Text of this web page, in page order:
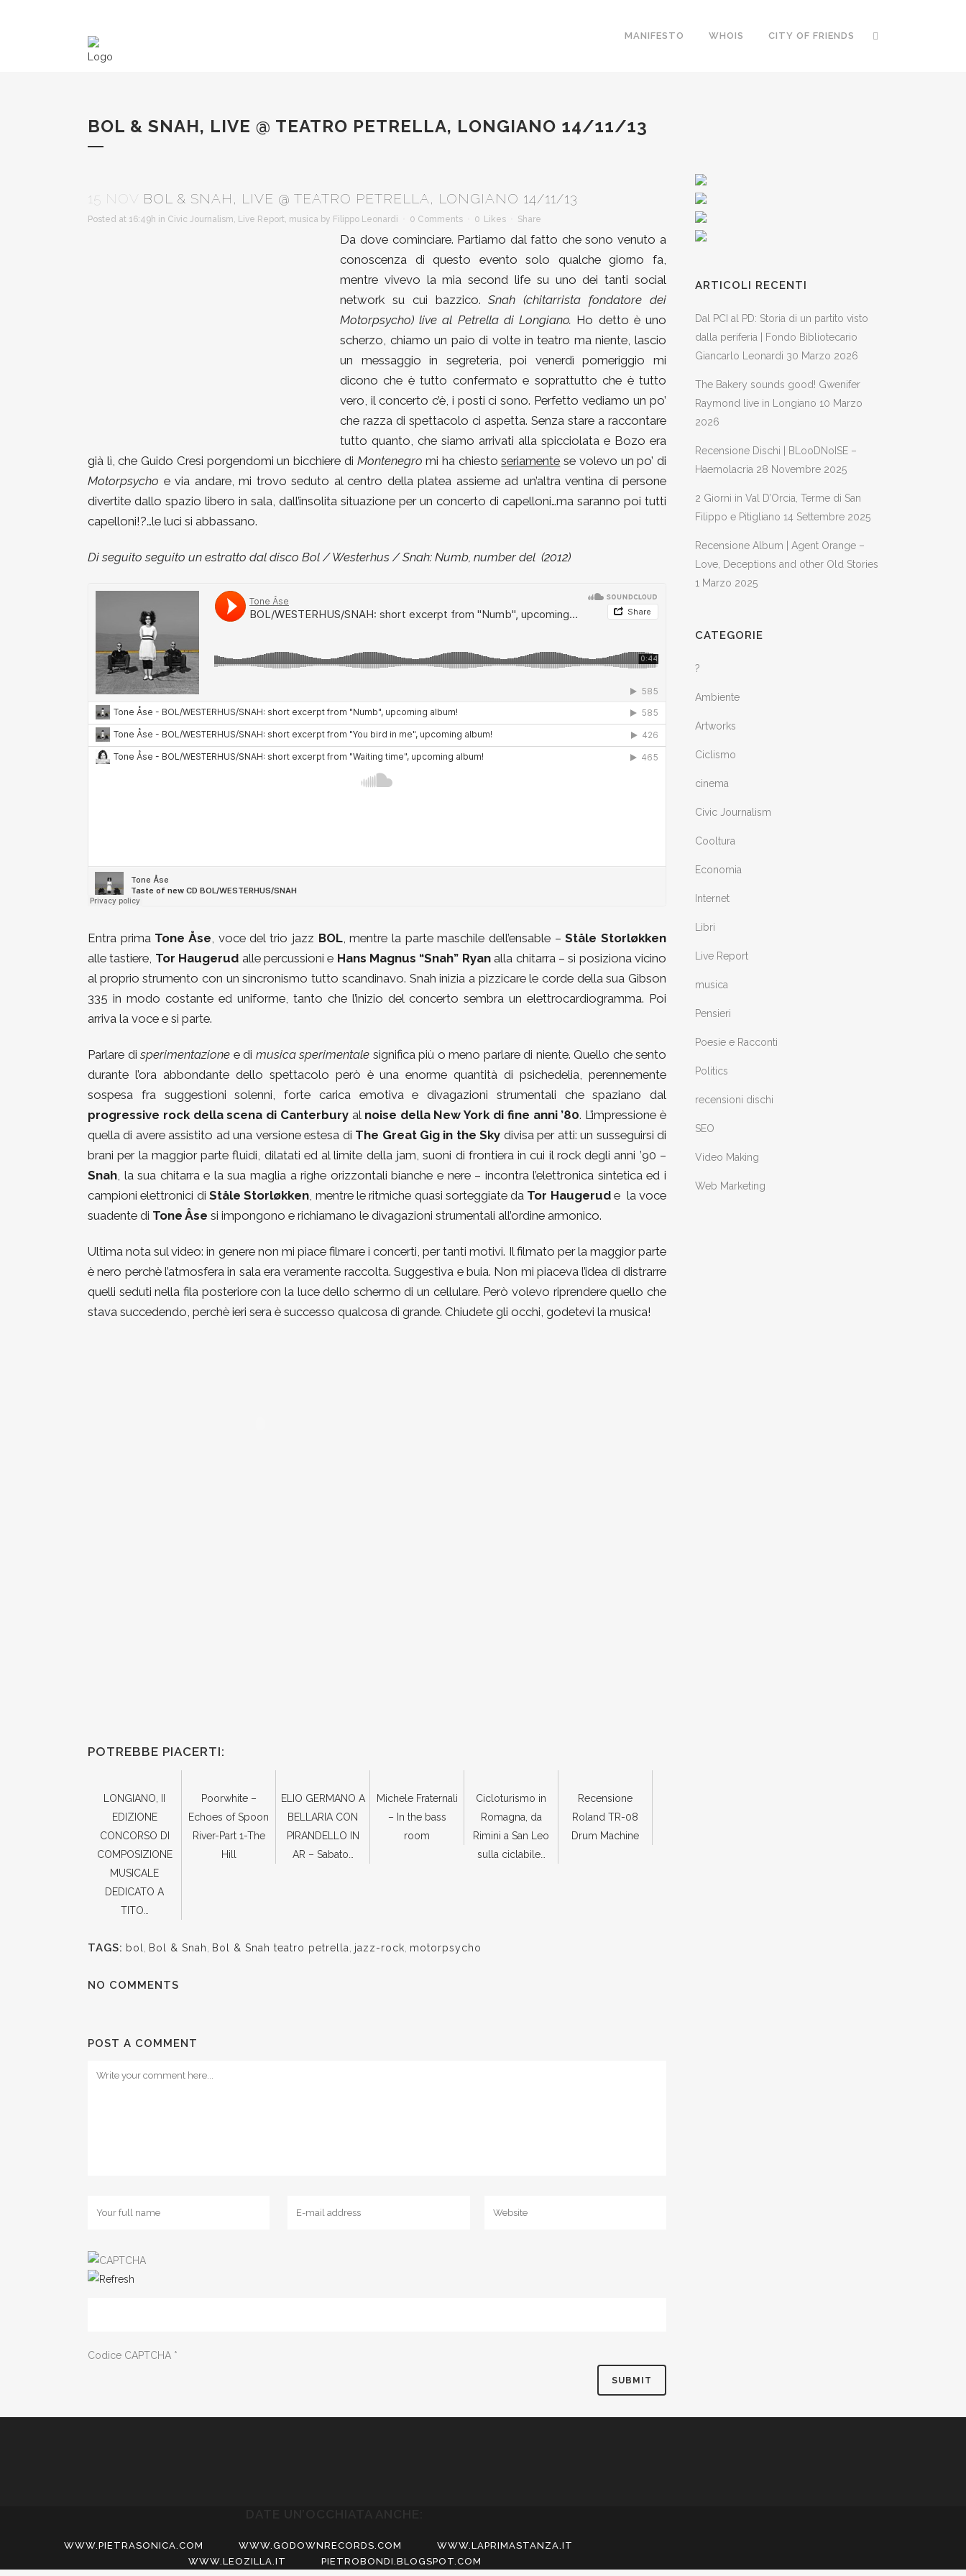
MANIFESTO WHOIS CITY OF FRIENDS
BOL & SNAH, LIVE @ TEATRO PETRELLA, LONGIANO 14/11/13
15 NOV BOL & SNAH, LIVE @ TEATRO PETRELLA, LONGIANO 14/11/13
Posted at 16:49h in Civic Journalism, Live Report, musica by Filippo Leonardi 0 Comments 0 Likes Share
Da dove cominciare. Partiamo dal fatto che sono venuto a
conoscenza di questo evento solo qualche giorno fa,
mentre vivevo la mia second life su uno dei tanti social
network su cui bazzico.Snah (chitarrista fondatore dei
Motorpsycho) live al Petrella di Longiano. Ho detto è uno
scherzo, chiamo un paio di volte in teatro ma niente, lascio
un messaggio in segreteria, poi venerdì pomeriggio mi
dicono che è tutto confermato e soprattutto che è tutto
vero, il concerto c’è, i posti ci sono. Perfetto vediamo un po’
che razza di spettacolo ci aspetta. Senza stare a raccontare
tutto quanto, che siamo arrivati alla spicciolata e Bozo era
già lì, che Guido Cresi porgendomi un bicchiere di Montenegro mi ha chiestoseriamente se volevo un po’ di
Motorpsycho e via andare, mi trovo seduto al centro della platea assieme ad un’altra ventina di persone
divertite dallo spazio libero in sala, dall’insolita situazione per un concerto di capelloni…ma saranno poi tutti
capelloni!?…le luci si abbassano.
Di seguito seguito un estratto dal disco Bol / Westerhus / Snah: Numb, number del (2012)
Entra primaTone Åse, voce del trio jazz BOL, mentre la parte maschile dell’ensable –Ståle Storløkken
alle tastiere, Tor Haugerud alle percussioni e Hans Magnus “Snah” Ryanalla chitarra – si posiziona vicino
al proprio strumento con un sincronismo tutto scandinavo. Snah inizia a pizzicare le corde della sua Gibson
335 in modo costante ed uniforme, tanto che l’inizio del concerto sembra un elettrocardiogramma. Poi
arriva la voce e si parte.
Parlare disperimentazione e di musica sperimentale significa più o meno parlare di niente. Quello che sento
durante l’ora abbondante dello spettacolo però è una enorme quantità di psichedelia, perennemente
sospesa fra suggestioni solenni, forte carica emotiva e divagazioni strumentali che spaziano dal
progressive rock della scena di Canterbury al noise della New York di fine anni ’80. L’impressione è
quella di avere assistito ad una versione estesa di The Great Gig in the Sky divisa per atti: un susseguirsi di
brani per la maggior parte fluidi, dilatati ed al limite della jam, suoni di frontiera in cui il rock degli anni ’90 –
Snah, la sua chitarra e la sua maglia a righe orizzontali bianche e nere – incontra l’elettronica sintetica ed i
campioni elettronici di Ståle Storløkken, mentre le ritmiche quasi sorteggiate da Tor Haugerude la voce
suadente di Tone Åse si impongono e richiamano le divagazioni strumentali all’ordine armonico.
Ultima nota sul video: in genere non mi piace filmare i concerti, per tanti motivi. Il filmato per la maggior parte
è nero perchè l’atmosfera in sala era veramente raccolta. Suggestiva e buia. Non mi piaceva l’idea di distrarre
quelli seduti nella fila posteriore con la luce dello schermo di un cellulare. Però volevo riprendere quello che
stava succedendo, perchè ieri sera è successo qualcosa di grande. Chiudete gli occhi, godetevi la musica!
POTREBBE PIACERTI:
LONGIANO, II
EDIZIONE
CONCORSO DI
COMPOSIZIONE
MUSICALE
DEDICATO A
TITO…
Poorwhite –
Echoes of Spoon
River-Part 1-The
Hill
ELIO GERMANO A
BELLARIA CON
PIRANDELLO IN
AR – Sabato…
Michele Fraternali
– In the bass
room
Cicloturismo in
Romagna, da
Rimini a San Leo
sulla ciclabile…
Recensione
Roland TR-08
Drum Machine
TAGS: bol Bol & Snah Bol & Snah teatro petrella jazz-rock motorpsycho
NO COMMENTS
POST A COMMENT
Codice CAPTCHA *
ARTICOLI RECENTI
Dal PCI al PD: Storia di un partito visto
dalla periferia | Fondo Bibliotecario
Giancarlo Leonardi 30 Marzo 2026
The Bakery sounds good! Gwenifer
Raymond live in Longiano 10 Marzo
2026
Recensione Dischi | BLooDNoISE –
Haemolacria 28 Novembre 2025
2 Giorni in Val D’Orcia, Terme di San
Filippo e Pitigliano 14 Settembre 2025
Recensione Album | Agent Orange –
Love, Deceptions and other Old Stories
1 Marzo 2025
CATEGORIE
?
Ambiente
Artworks
Ciclismo
cinema
Civic Journalism
Cooltura
Economia
Internet
Libri
Live Report
musica
Pensieri
Poesie e Racconti
Politics
recensioni dischi
SEO
Video Making
Web Marketing
WWW.PIETRASONICA.COM WWW.GODOWNRECORDS.COM
WWW.LAPRIMASTANZA.IT
WWW.LEOZILLA.IT
PIETROBONDI.BLOGSPOT.COM